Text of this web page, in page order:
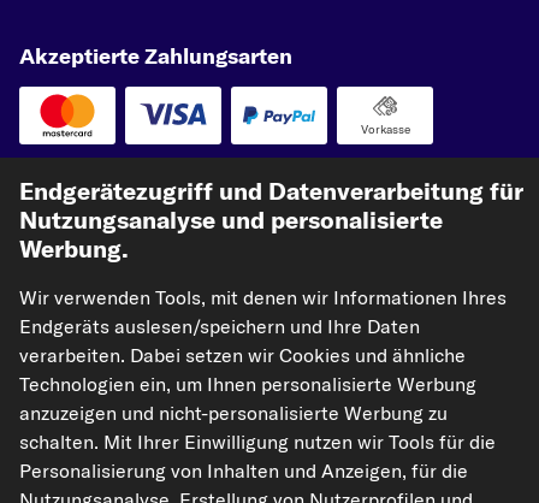
Akzeptierte Zahlungsarten
Vorkasse
Unsere Versandpartner
kfzteile24.de carpardoo.nl
carpardoo.fr
carpardoo.dk
Endgerätezugriff und Datenverarbeitung für
Nutzungsanalyse und personalisierte
Werbung.
Wir verwenden Tools, mit denen wir Informationen Ihres
Endgeräts auslesen/speichern und Ihre Daten
verarbeiten. Dabei setzen wir Cookies und ähnliche
Technologien ein, um Ihnen personalisierte Werbung
anzuzeigen und nicht-personalisierte Werbung zu
schalten. Mit Ihrer Einwilligung nutzen wir Tools für die
Personalisierung von Inhalten und Anzeigen, für die